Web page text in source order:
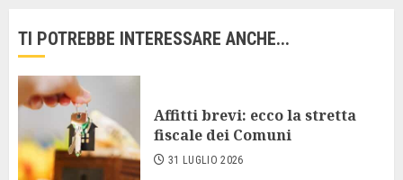
TI POTREBBE INTERESSARE ANCHE...
Affitti brevi: ecco la stretta
fiscale dei Comuni
31 LUGLIO 2026